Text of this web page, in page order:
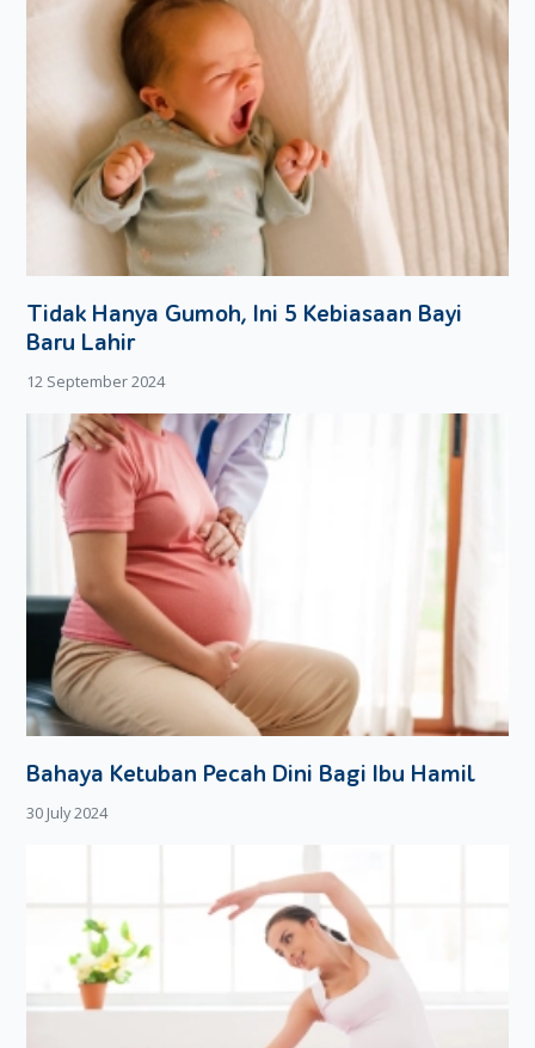
Tidak Hanya Gumoh, Ini 5 Kebiasaan Bayi
Baru Lahir
12 September 2024
Bahaya Ketuban Pecah Dini Bagi Ibu Hamil
30 July 2024